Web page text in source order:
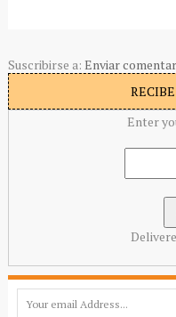
Suscribirse a: Enviar
Enter